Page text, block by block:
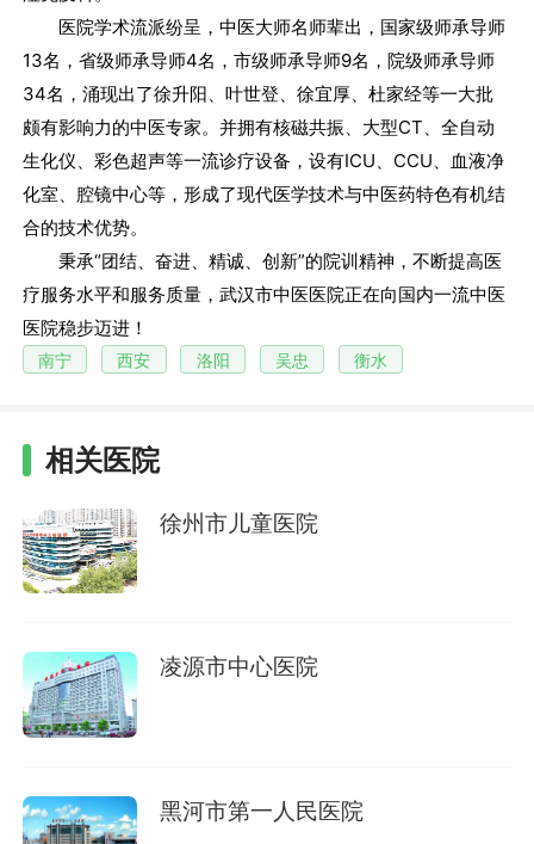
医院学术流派纷呈，中医大师名师辈出，国家级师承导师
13名，省级师承导师4名，市级师承导师9名，院级师承导师
34名，涌现出了徐升阳、叶世登、徐宜厚、杜家经等一大批
颇有影响力的中医专家。并拥有核磁共振、大型CT、全自动
生化仪、彩色超声等一流诊疗设备，设有ICU、CCU、血液净
化室、腔镜中心等，形成了现代医学技术与中医药特色有机结
合的技术优势。
秉承“团结、奋进、精诚、创新”的院训精神，不断提高医
疗服务水平和服务质量，武汉市中医医院正在向国内一流中医
医院稳步迈进！
南宁 西安 洛阳 吴忠 衡水
相关医院
徐州市儿童医院
凌源市中心医院
黑河市第一人民医院